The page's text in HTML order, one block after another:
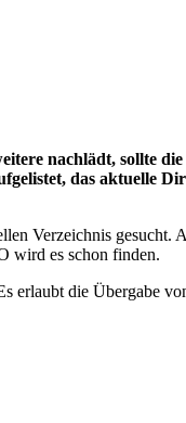
nachlädt, sollte
das aktuelle
Verzeichnis gesucht.
wird es schon finden.
erlaubt die Übergabe